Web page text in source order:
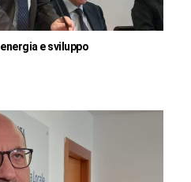
e sviluppo